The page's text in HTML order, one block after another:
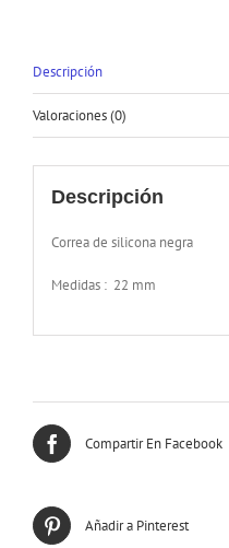
Descripción
Valoraciones (0)
Descripción
Correa de silicona negra
Medidas : 22 mm
Compartir En Facebook
Añadir a Pinterest